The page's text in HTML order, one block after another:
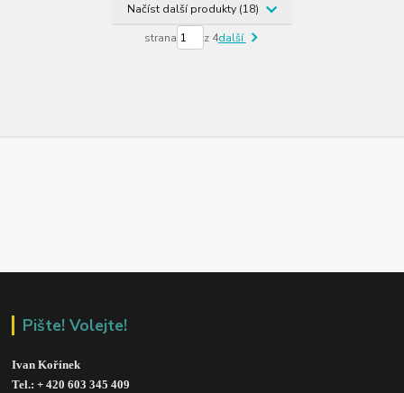
Načíst další produkty (18)
strana z 4další
Pište! Volejte!
Ivan Kořínek
Tel.: + 420 603 345 409